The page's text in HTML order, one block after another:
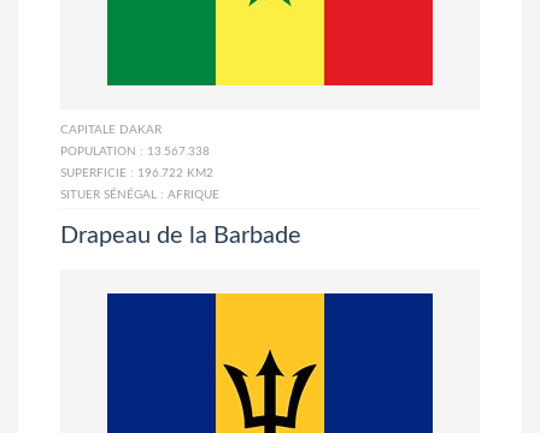
CAPITALE DAKAR
POPULATION : 13.567.338
SUPERFICIE : 196.722 KM2
SITUER SÉNÉGAL : AFRIQUE
Drapeau de la Barbade